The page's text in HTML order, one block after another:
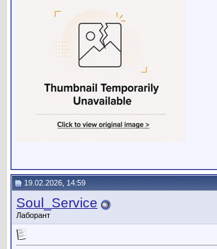
19.02.2026, 14:59
Soul_Service
Лаборант